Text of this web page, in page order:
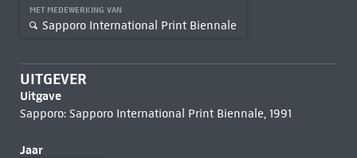
MET MEDEWERKING VAN
Sapporo International Print Biennale
UITGEVER
Uitgave
Sapporo: Sapporo International Print Biennale, 1991
Jaar